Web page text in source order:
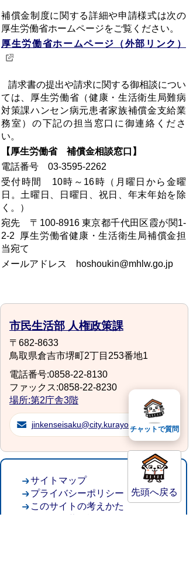
補償金制度に関する詳細や申請様式は次の
厚生労働省ホームページをご覧ください。
厚生労働省ホームページ（外部リンク）
請求書の提出や請求に関する御相談につい
ては、厚生労働省（健康・生活衛生局難病
対策課ハンセン病元患者家族補償金支給業
務室）の下記の担当窓口に御連絡くださ
い。
【厚生労働省 補償金相談窓口】
電話番号 03-3595-2262
受付時間 10時～16時（月曜日から金曜
日。土曜日、日曜日、祝日、年末年始を除
く。）
宛先 〒100-8916 東京都千代田区霞が関1-
2-2 厚生労働省健康・生活衛生局補償金担
当宛て
メールアドレス hoshoukin@mhlw.go.jp
市民生活部 人権政策課
〒682-8633
鳥取県倉吉市堺町2丁目253番地1
電話番号:0858-22-8130
ファックス:0858-22-8230
場所:第2庁舎3階
jinkenseisaku@city.kurayoshi.lg.jp
先頭へ戻る
サイトマップ
プライバシーポリシー
このサイトの考えかた
チャットで質問